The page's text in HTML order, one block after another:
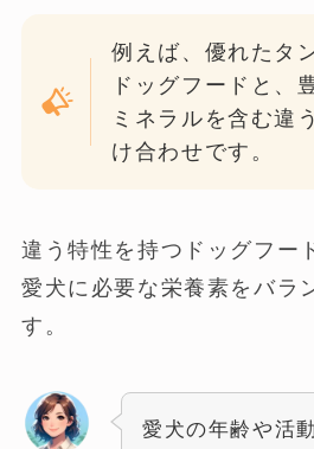
例えば、優れたタ
ドッグフードと、
ミネラルを含む違
け合わせです。
違う特性を持つドッグフー
愛犬に必要な栄養素をバラ
す。
愛犬の年齢や活